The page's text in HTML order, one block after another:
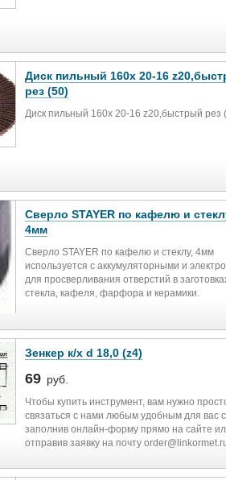
Диск пильный 160х 20-16
рез (50)
Диск пильный 160х 20-16 z20,быстрый рез
Сверло STAYER по кафелю и
4мм
Сверло STAYER по кафелю и стеклу, 4мм
используется с аккумуляторными и
для просверливания отверстий в
стекла, кафеля, фарфора и керамики.
Зенкер к/х d 18,0 (z4)
69 руб.
Чтобы купить инструмент, вам нужно
связаться с нами любым удобным для вас
заполнив онлайн-форму прямо на сайте
отправив заявку на почту
требованиям ГОСТ и прочим нормативным